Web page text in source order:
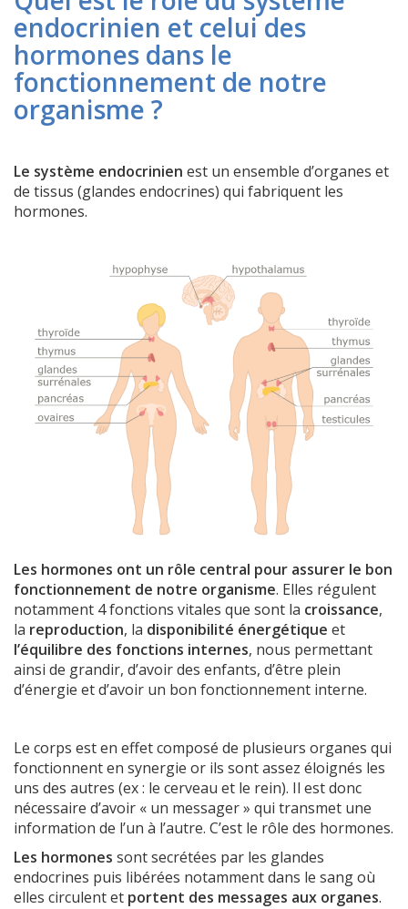
endocrinien et celui des
hormones dans le
fonctionnement de notre
organisme ?
Le système endocrinien est un ensemble d’organes et
de tissus (glandes endocrines) qui fabriquent les
hormones.
Les hormones ont un rôle central pour assurer le bon
fonctionnement de notre organisme. Elles régulent
notamment 4 fonctions vitales que sont la croissance,
la reproduction, la disponibilité énergétique et
l’équilibre des fonctions internes, nous permettant
ainsi de grandir, d’avoir des enfants, d’être plein
d’énergie et d’avoir un bon fonctionnement interne.
Le corps est en effet composé de plusieurs organes qui
fonctionnent en synergie or ils sont assez éloignés les
uns des autres (ex : le cerveau et le rein). Il est donc
nécessaire d’avoir « un messager » qui transmet une
information de l’un à l’autre. C’est le rôle des hormones.
Les hormones sont secrétées par les glandes
endocrines puis libérées notamment dans le sang où
elles circulent et portent des messages aux organes.